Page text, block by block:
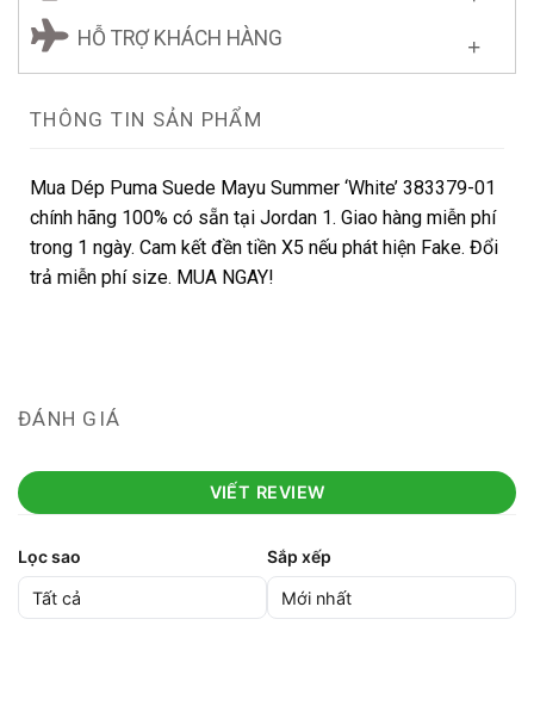
HỖ TRỢ KHÁCH HÀNG
THÔNG TIN SẢN PHẨM
Mua Dép Puma Suede Mayu Summer ‘White’ 383379-01
chính hãng 100% có sẵn tại Jordan 1. Giao hàng miễn phí
trong 1 ngày. Cam kết đền tiền X5 nếu phát hiện Fake. Đổi
trả miễn phí size. MUA NGAY!
ĐÁNH GIÁ
VIẾT REVIEW
Lọc sao Sắp xếp